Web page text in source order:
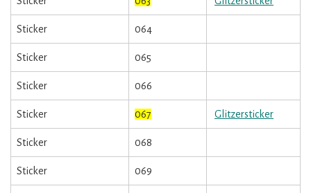
Sticker 064
Sticker 065
Sticker 066
Sticker 067 Glitzersticker
Sticker 068
Sticker 069